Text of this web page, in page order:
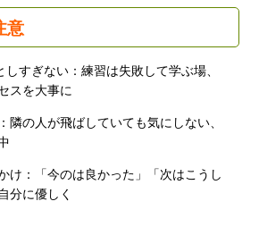
意
しすぎない：練習は失敗して学ぶ場、
スを大事に
隣の人が飛ばしていても気にしない、
け：「今のは良かった」「次はこうし
分に優しく